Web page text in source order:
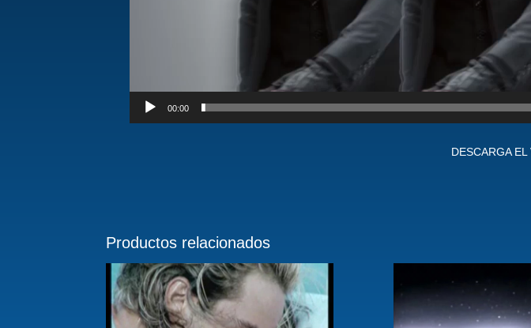
00:00
DESCARGA EL
Productos relacionados